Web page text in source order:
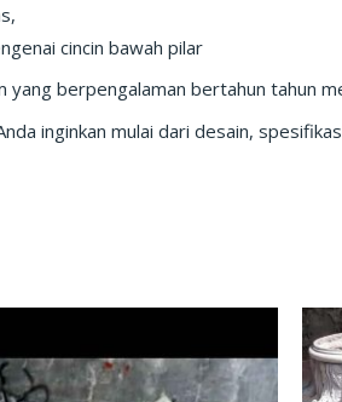
cincin bawah pilar
berpengalaman bertahun tahun
inginkan mulai dari desain,